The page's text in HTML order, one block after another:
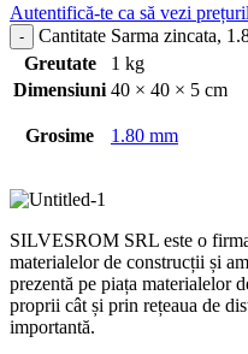
Autentifică-te ca să vezi
Cantitate Sarma zincata,
Greutate
1 kg
Dimensiuni 40 × 40 × 5 cm
Grosime 1.80 mm
SILVESROM SRL este o
materialelor de construcții și
prezentă pe piața materialelor
proprii cât și prin rețeaua de
importantă.